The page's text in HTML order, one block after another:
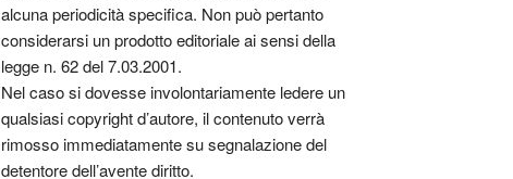
alcuna periodicità specifica. Non può pertanto
considerarsi un prodotto editoriale ai sensi della
legge n. 62 del 7.03.2001.
Nel caso si dovesse involontariamente ledere un
qualsiasi copyright d’autore, il contenuto verrà
rimosso immediatamente su segnalazione del
detentore dell’avente diritto.